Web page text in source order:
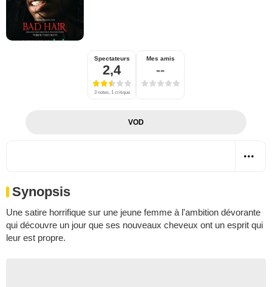
Spectateurs
2,4
3 notes, 1 critique
Mes amis
--
VOD
Synopsis
Une satire horrifique sur une jeune femme à l'ambition dévorante
qui découvre un jour que ses nouveaux cheveux ont un esprit qui
leur est propre.